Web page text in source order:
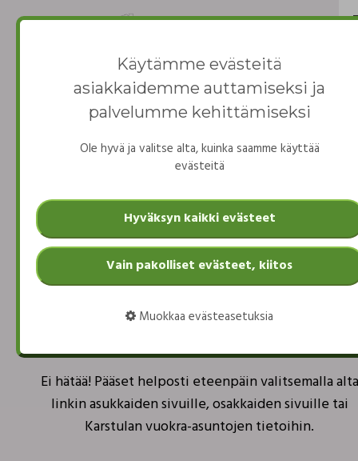
Asukkaiden sivu
Osakkaiden sivu
404-virhesivu
Hupsista! Näyttää siltä, että olet päätynyt
Ei hätää! Pääset helposti eteenpäin valitsemalla alta
linkin asukkaiden sivuille, osakkaiden sivuille tai
Karstulan vuokra-asuntojen tietoihin.
Käytämme evästeitä
asiakkaidemme auttamiseksi ja
palvelumme kehittämiseksi
Ole hyvä ja valitse alta, kuinka saamme käyttää
evästeitä
Hyväksyn kaikki evästeet
Vain pakolliset evästeet, kiitos
Muokkaa evästeasetuksia